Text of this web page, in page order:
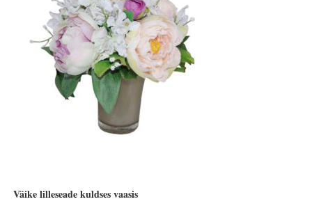
Väike lilleseade kuldses vaasis